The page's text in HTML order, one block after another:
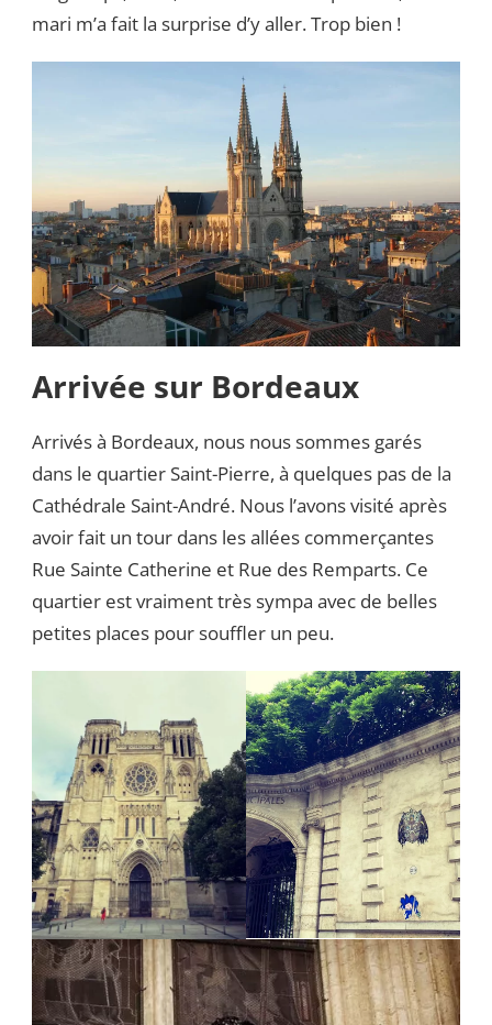
mari m’a fait la surprise d’y aller. Trop bien !
Arrivée sur Bordeaux
Arrivés à Bordeaux, nous nous sommes garés
dans le quartier Saint-Pierre, à quelques pas de la
Cathédrale Saint-André. Nous l’avons visité après
avoir fait un tour dans les allées commerçantes
Rue Sainte Catherine et Rue des Remparts. Ce
quartier est vraiment très sympa avec de belles
petites places pour souffler un peu.